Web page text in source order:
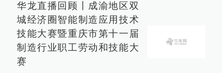
华龙直播回顾丨成渝地区双
城经济圈智能制造应用技术
技能大赛暨重庆市第十一届
制造行业职工劳动和技能大
赛